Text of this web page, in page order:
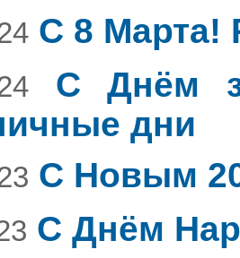
C 8 Марта!
C Днём
дни
С Новым
С Днём